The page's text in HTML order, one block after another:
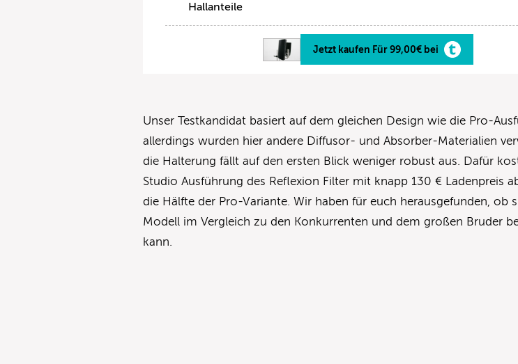
Hallanteile
Jetzt kaufen Für 99,00€ bei
Unser Testkandidat basiert auf dem gleichen Design wie die Pro-
allerdings wurden hier andere Diffusor- und Absorber-Materialien
die Halterung fällt auf den ersten Blick weniger robust aus. Dafür
Studio Ausführung des Reflexion Filter mit knapp 130 € Ladenpreis
die Hälfte der Pro-Variante. Wir haben für euch herausgefunden, ob
Modell im Vergleich zu den Konkurrenten und dem großen Bruder
kann.